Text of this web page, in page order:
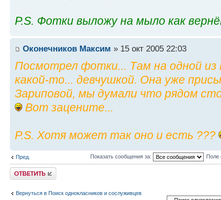
P.S. Фотки выложу на мыло как
Оконечников Максим » 15 окт 2005 22:03
Посмотрел фотки... Там на одной
какой-то... девчушкой. Она уже
Зариповой, мы думали что рядом
Вот зацените...
P.S. Хотя может так оно и есть ???
Пред. Показать сообщения за: Поле
Ответить
Вернуться в Поиск однокласников и сослуживцев